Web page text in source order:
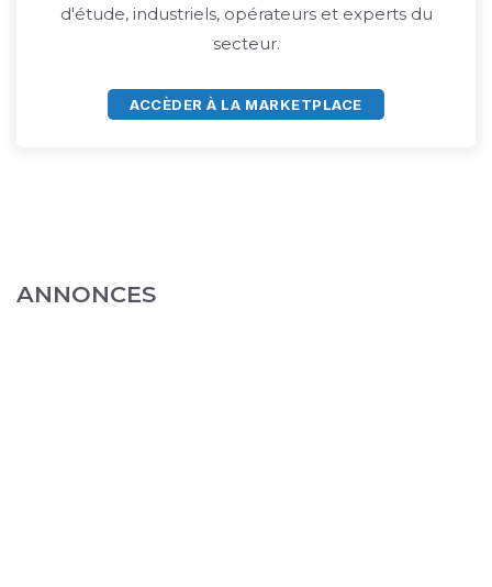
d'étude, industriels, opérateurs et experts du
secteur.
ACCÈDER À LA MARKETPLACE
ANNONCES